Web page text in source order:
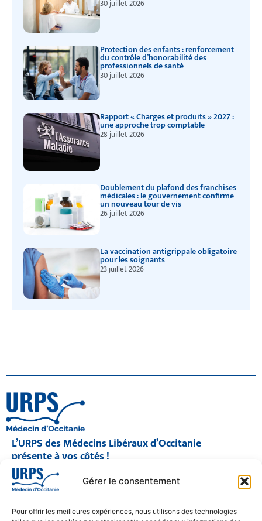
Gérer le consentement
Pour offrir les meilleures expériences, nous utilisons des technologies
30 juillet 2026
Protection des enfants : renforcement
du contrôle d’honorabilité des
professionnels de santé
30 juillet 2026
Rapport « Charges et produits » 2027 :
une approche trop comptable
28 juillet 2026
Doublement du plafond des franchises
médicales : le gouvernement confirme
un nouveau tour de vis
26 juillet 2026
La vaccination antigrippale obligatoire
pour les soignants
23 juillet 2026
L’URPS des Médecins Libéraux d’Occitanie
présente à vos côtés !
© 2026 URPS médecin d'Occitanie
Siège social : 1300 Avenue Albert Einstein, 34000 Montpellier
05 61 15 80 90
Accueil : Lundi au Vendredi | 08h30 – 17h30